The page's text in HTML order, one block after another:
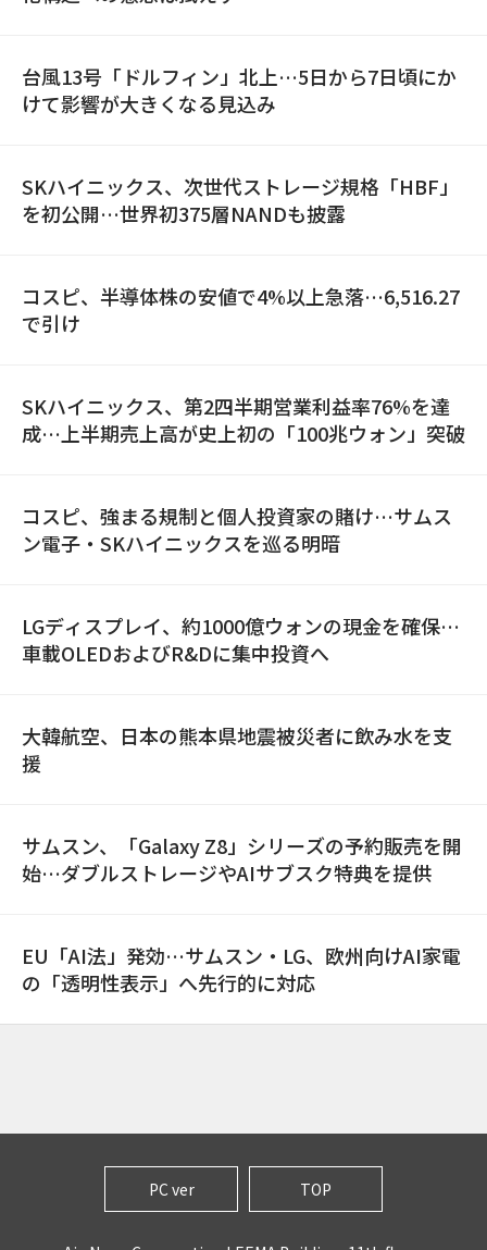
台風13号「ドルフィン」北上…5日から7日頃にか
けて影響が大きくなる見込み
SKハイニックス、次世代ストレージ規格「HBF」
を初公開…世界初375層NANDも披露
コスピ、半導体株の安値で4%以上急落…6,516.27
で引け
SKハイニックス、第2四半期営業利益率76%を達
成…上半期売上高が史上初の「100兆ウォン」突破
コスピ、強まる規制と個人投資家の賭け…サムス
ン電子・SKハイニックスを巡る明暗
LGディスプレイ、約1000億ウォンの現金を確保…
車載OLEDおよびR&Dに集中投資へ
大韓航空、日本の熊本県地震被災者に飲み水を支
援
サムスン、「Galaxy Z8」シリーズの予約販売を開
始…ダブルストレージやAIサブスク特典を提供
EU「AI法」発効…サムスン・LG、欧州向けAI家電
の「透明性表示」へ先行的に対応
PC ver TOP